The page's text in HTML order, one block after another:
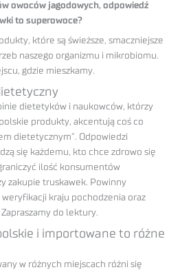
owoców jagodowych, odpowiedź
to superowoce?
które są świeższe, smaczniejsze
naszego organizmu i mikrobiomu.
gdzie mieszkamy.
dietetyków i naukowców, którzy
produkty, akcentują coś co
dietetycznym”. Odpowiedzi
się każdemu, kto chce zdrowo się
ilość konsumentów
zakupie truskawek. Powinny
kraju pochodzenia oraz
do lektury.
i importowane to różne
w różnych miejscach różni się